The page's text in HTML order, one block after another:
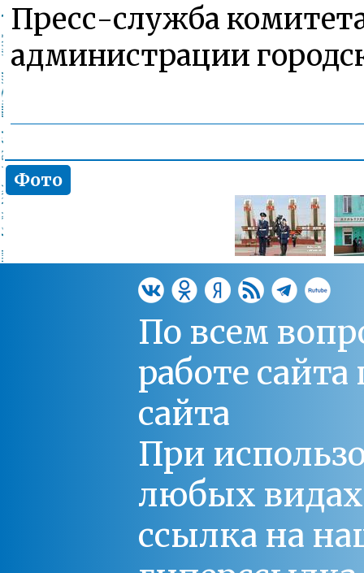
Пресс-служба
администрации
Фото
По всем
работе
сайта
При
любых
ссылка на